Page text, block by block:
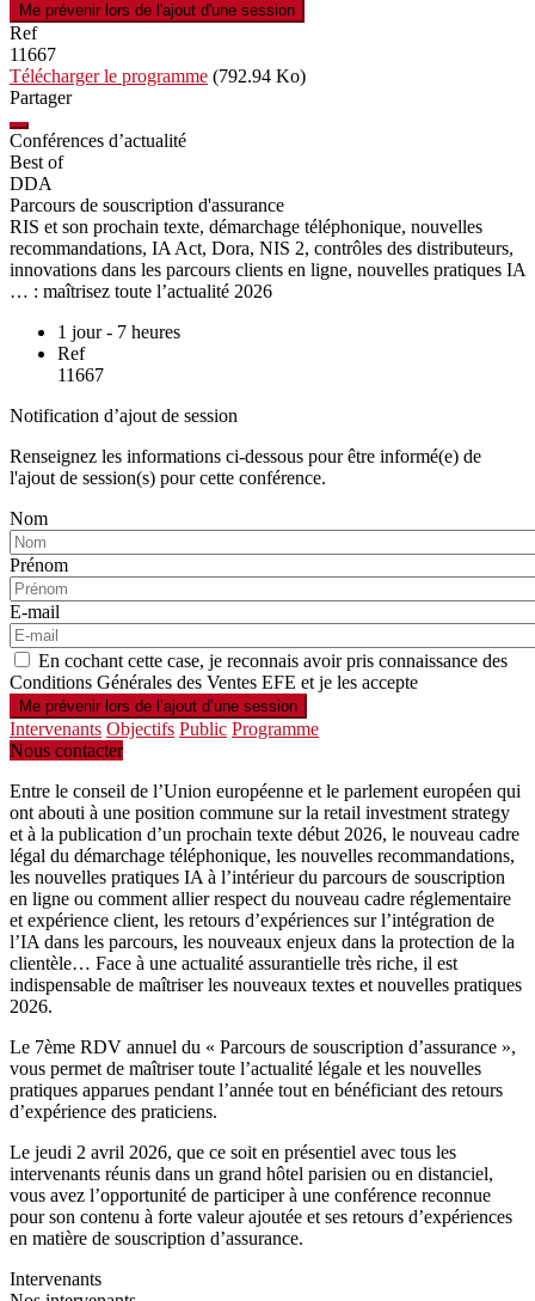
Me prévenir lors de l'ajout d'une session
Ref
11667
Télécharger le programme (792.94 Ko)
Partager
Conférences d’actualité
Best of
DDA
Parcours de souscription d'assurance
RIS et son prochain texte, démarchage téléphonique, nouvelles
recommandations, IA Act, Dora, NIS 2, contrôles des distributeurs,
innovations dans les parcours clients en ligne, nouvelles pratiques IA
… : maîtrisez toute l’actualité 2026
1 jour - 7 heures
Ref
11667
Notification d’ajout de session
Renseignez les informations ci-dessous pour être informé(e) de
l'ajout de session(s) pour cette conférence.
Nom
Prénom
E-mail
En cochant cette case, je reconnais avoir pris connaissance des
Conditions Générales des Ventes EFE et je les accepte
Intervenants Objectifs Public Programme
Nous contacter
Entre le conseil de l’Union européenne et le parlement européen qui
ont abouti à une position commune sur la retail investment strategy
et à la publication d’un prochain texte début 2026, le nouveau cadre
légal du démarchage téléphonique, les nouvelles recommandations,
les nouvelles pratiques IA à l’intérieur du parcours de souscription
en ligne ou comment allier respect du nouveau cadre réglementaire
et expérience client, les retours d’expériences sur l’intégration de
l’IA dans les parcours, les nouveaux enjeux dans la protection de la
clientèle… Face à une actualité assurantielle très riche, il est
indispensable de maîtriser les nouveaux textes et nouvelles pratiques
2026.
Le 7ème RDV annuel du « Parcours de souscription d’assurance »,
vous permet de maîtriser toute l’actualité légale et les nouvelles
pratiques apparues pendant l’année tout en bénéficiant des retours
d’expérience des praticiens.
Le jeudi 2 avril 2026, que ce soit en présentiel avec tous les
intervenants réunis dans un grand hôtel parisien ou en distanciel,
vous avez l’opportunité de participer à une conférence reconnue
pour son contenu à forte valeur ajoutée et ses retours d’expériences
en matière de souscription d’assurance.
Intervenants